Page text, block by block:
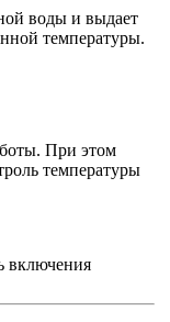
воды и выдает
температуры.
При этом
температуры
включения